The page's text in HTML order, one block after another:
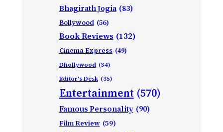
Bhagirath Jogia (83)
Bollywood (56)
Book Reviews (132)
Cinema Express (49)
Dhollywood (34)
Editor's Desk (35)
Entertainment (570)
Famous Personality (90)
Film Review (59)